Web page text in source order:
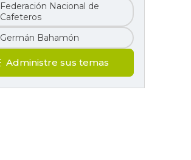
Federación Nacional de
Cafeteros
Germán Bahamón
Administre sus temas